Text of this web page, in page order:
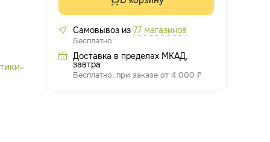
Самовывоз из 77 магазинов
Бесплатно
Доставка в пределах МКАД,
завтра
Бесплатно, при заказе от 4 000 ₽